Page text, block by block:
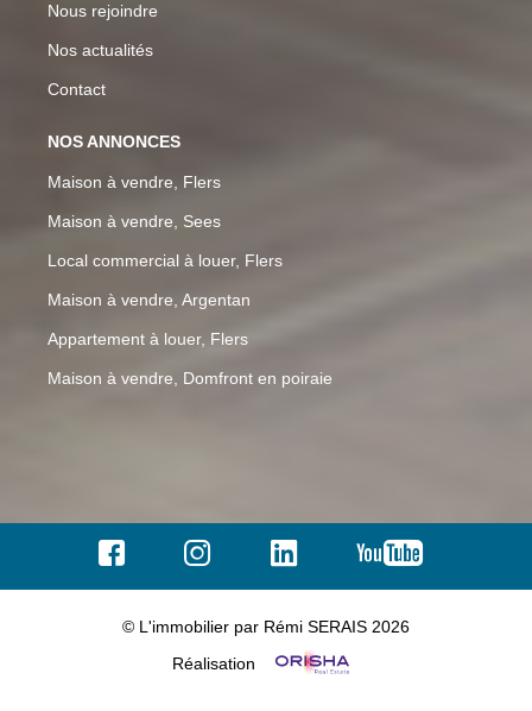
Nous rejoindre
Nos actualités
Contact
NOS ANNONCES
Maison à vendre, Flers
Maison à vendre, Sees
Local commercial à louer, Flers
Maison à vendre, Argentan
Appartement à louer, Flers
Maison à vendre, Domfront en poiraie
© L'immobilier par Rémi SERAIS 2026
Réalisation